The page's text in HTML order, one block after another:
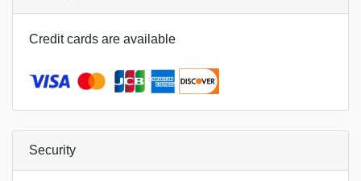
Credit cards are available
Security